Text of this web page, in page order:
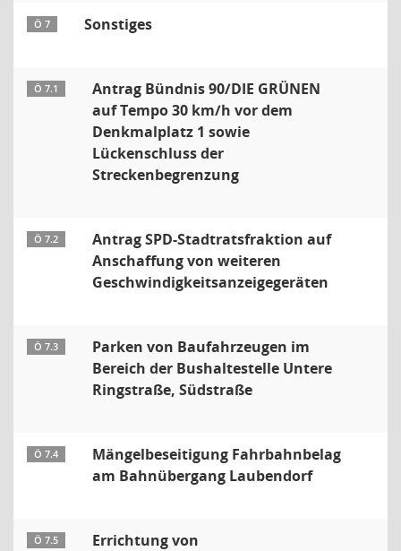
Ö 7 Sonstiges
Ö 7.1
Antrag Bündnis 90/DIE GRÜNEN
auf Tempo 30 km/h vor dem
Denkmalplatz 1 sowie
Lückenschluss der
Streckenbegrenzung
Ö 7.2
Antrag SPD-Stadtratsfraktion auf
Anschaffung von weiteren
Geschwindigkeitsanzeigegeräten
Ö 7.3
Parken von Baufahrzeugen im
Bereich der Bushaltestelle Untere
Ringstraße, Südstraße
Ö 7.4
Mängelbeseitigung Fahrbahnbelag
am Bahnübergang Laubendorf
Ö 7.5
Errichtung von